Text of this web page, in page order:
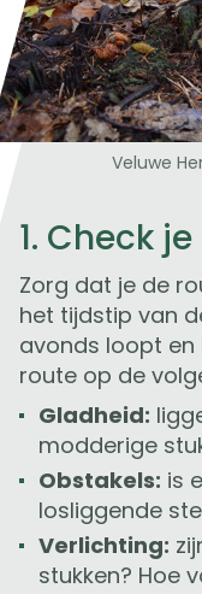
Veluwe
1. Check
Zorg dat je de
het tijdstip van
avonds loopt en
route op de
Gladheid:
modderige
Obstakels: is
losliggende
Verlichting:
stukken? Hoe